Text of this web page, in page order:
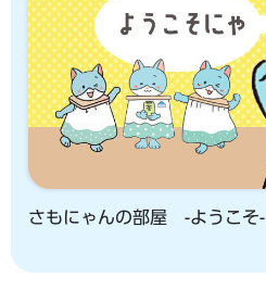
さもにゃんの部屋 -ようこそ-